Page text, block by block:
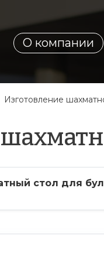
О компании
Изготовление
стол для